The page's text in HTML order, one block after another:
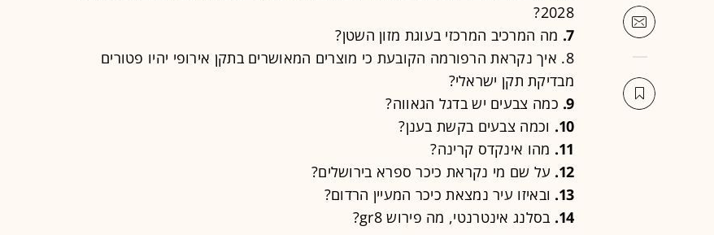
2028?
7. מה המרכיב המרכזי בעוגת מזון השטן?
8. איך נקראת הרפורמה הקובעת כי מוצרים המאושרים בתקן אירופי יהיו פטורים
מבדיקת תקן ישראלי?
9. כמה צבעים יש בדגל הגאווה?
10. וכמה צבעים בקשת בענן?
11. מהו אינקדס קרינה?
12. על שם מי נקראת כיכר ספרא בירושלים?
13. ובאיזו עיר נמצאת כיכר המעיין הרדום?
14. בסלנג אינטרנטי, מה פירוש gr8?